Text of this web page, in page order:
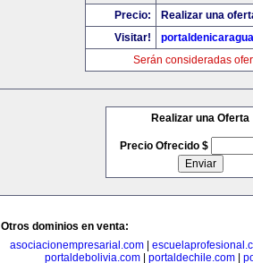
Precio:
Realizar una
Visitar!
Serán consideradas
Realizar una Oferta
Precio Ofrecido $
Otros dominios en venta:
asociacionempresarial.com|
portaldebolivia.com| portaldechile.com|